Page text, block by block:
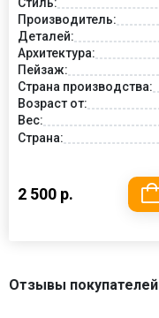
Производитель:
Деталей:
Архитектура:
Пейзаж:
Страна производства:
Возраст от:
Вес:
Страна:
2 500 р.
Отзывы покупателей